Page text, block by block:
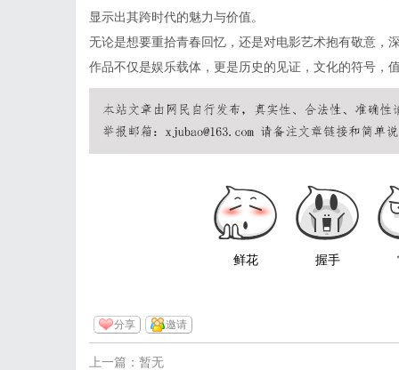
显示出其跨时代的魅力与价值。
无论是想要重拾青春回忆，还是对电影艺术抱有敬意，
作品不仅是娱乐载体，更是历史的见证，文化的符号，
鲜花 握手
分享 邀请
上一篇：暂无